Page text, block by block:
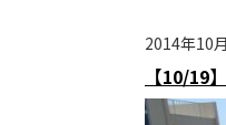
2014年10
【10/19